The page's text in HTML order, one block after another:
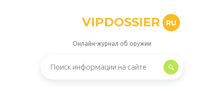
VIPDOSSIER RU
Онлайн-журнал об оружии